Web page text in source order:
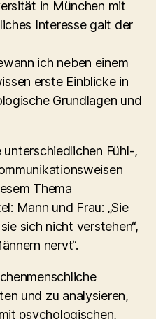
in München mit
Interesse galt der
ich neben einem
erste Einblicke in
Grundlagen und
unterschiedlichen Fühl-,
Thema
Mann und Frau: „Sie
sich nicht verstehen“,
nervt“.
und zu analysieren,
psychologischen,